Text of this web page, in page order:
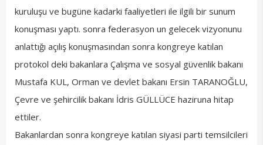
kuruluşu ve bugüne kadarki faaliyetleri ile ilgili bir sunum
konuşması yaptı. sonra federasyon un gelecek vizyonunu
anlattığı açılış konuşmasından sonra kongreye katılan
protokol deki bakanlara Çalışma ve sosyal güvenlik bakanı
Mustafa KUL, Orman ve devlet bakanı Ersin TARANOĞLU,
Çevre ve şehircilik bakanı İdris GÜLLÜCE haziruna hitap
ettiler.
Bakanlardan sonra kongreye katılan siyasi parti temsilcileri